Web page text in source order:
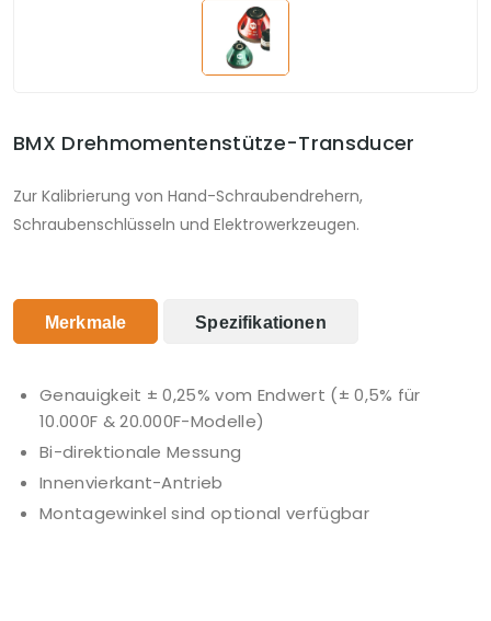
BMX Drehmomentenstütze-Transducer
Zur Kalibrierung von Hand-Schraubendrehern,
Schraubenschlüsseln und Elektrowerkzeugen.
Merkmale Spezifikationen
Genauigkeit ± 0,25% vom Endwert (± 0,5% für
10.000F & 20.000F-Modelle)
Bi-direktionale Messung
Innenvierkant-Antrieb
Montagewinkel sind optional verfügbar